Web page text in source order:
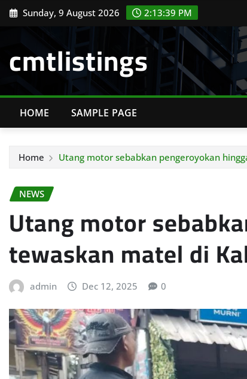
Skip Sunday, 9 August 2026 2:13:41 PM
cmtlistings
HOME SAMPLE PAGE
Home Utang motor sebabkan pengeroyokan
NEWS
Utang motor
tewaskan matel di
admin Dec 12, 2025 0